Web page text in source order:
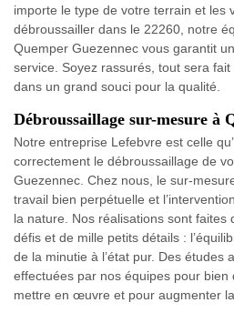
importe le type de votre terrain et les
débroussailler dans le 22260, notre
Quemper Guezennec vous garantit
service. Soyez rassurés, tout sera
dans un grand souci pour la qualité.
Débroussaillage sur-mesure à
Notre entreprise Lefebvre est celle
correctement le débroussaillage de
Guezennec. Chez nous, le sur-
travail bien perpétuelle et
la nature. Nos réalisations sont faites
défis et de mille petits détails :
de la minutie à l’état pur. Des études
effectuées par nos équipes pour bien
mettre en œuvre et pour augmenter